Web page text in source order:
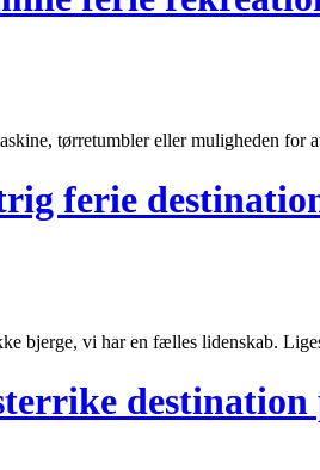
tørretumbler eller muligheden for
ferie
bjerge, vi har en fælles lidenskab.